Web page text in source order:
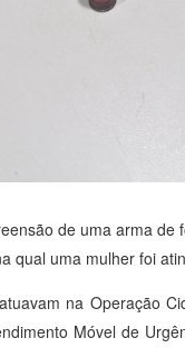
de uma arma
qual uma mulher foi
na Operação
Móvel de